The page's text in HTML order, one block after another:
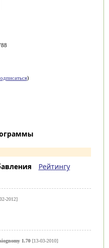
)
Рейтингу
2012]
1.70[13-03-2010]